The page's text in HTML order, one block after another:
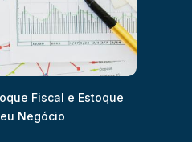
Fiscal e Estoque
Negócio